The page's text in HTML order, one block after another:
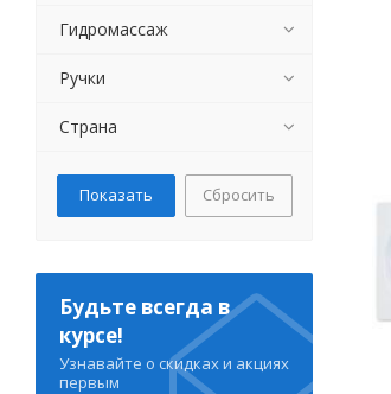
Гидромассаж
Ручки
Страна
Сбросить
Будьте всегда в
курсе!
Узнавайте о скидках и акциях
первым